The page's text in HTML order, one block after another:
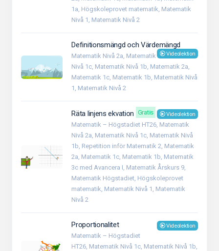
1a, Högskoleprovet matematik, Matematik
Nivå 1, Matematik Nivå 2
Definitionsmängd och Värdemängd
Videolektion
Matematik Nivå 2a, Matematik
Nivå 1c, Matematik Nivå 1b, Matematik 2a,
Matematik 1c, Matematik 1b, Matematik Nivå
1, Matematik Nivå 2
Räta linjens ekvation Gratis Videolektion
Matematik – Högstadiet HT26, Matematik
Nivå 2a, Matematik Nivå 1c, Matematik Nivå
1b, Repetition inför Matematik 2, Matematik
2a, Matematik 1c, Matematik 1b, Matematik
3c med Avancera I, Matematik Årskurs 9,
Matematik Högstadiet, Högskoleprovet
matematik, Matematik Nivå 1, Matematik
Nivå 2
Proportionalitet Videolektion
Matematik – Högstadiet
HT26, Matematik Nivå 1c, Matematik Nivå 1b,